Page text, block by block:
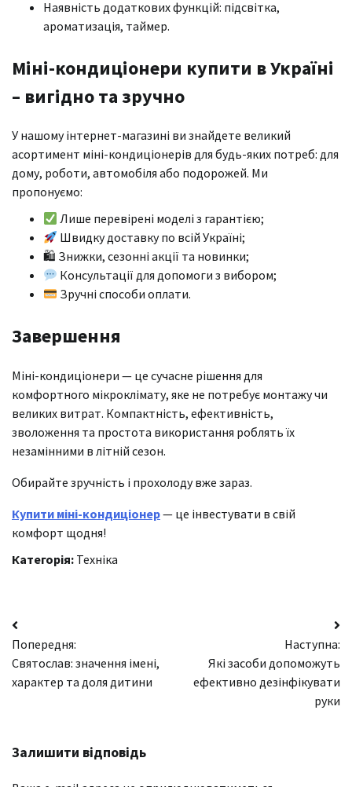
Наявність додаткових функцій: підсвітка,
ароматизація, таймер.
Міні-кондиціонери купити в Україні
– вигідно та зручно
У нашому інтернет-магазині ви знайдете великий
асортимент міні-кондиціонерів для будь-яких потреб: для
дому, роботи, автомобіля або подорожей. Ми
пропонуємо:
Лише перевірені моделі з гарантією;
Швидку доставку по всій Україні;
🛍 Знижки, сезонні акції та новинки;
Консультації для допомоги з вибором;
Зручні способи оплати.
Завершення
Міні-кондиціонери — це сучасне рішення для
комфортного мікроклімату, яке не потребує монтажу чи
великих витрат. Компактність, ефективність,
зволоження та простота використання роблять їх
незамінними в літній сезон.
Обирайте зручність і прохолоду вже зараз.
Купити міні-кондиціонер— це інвестувати в свій
комфорт щодня!
Категорія: Техніка
Навігація
записів
Попередня:
Святослав: значення імені,
характер та доля дитини
Наступна:
Які засоби допоможуть
ефективно дезінфікувати
руки
Залишити відповідь